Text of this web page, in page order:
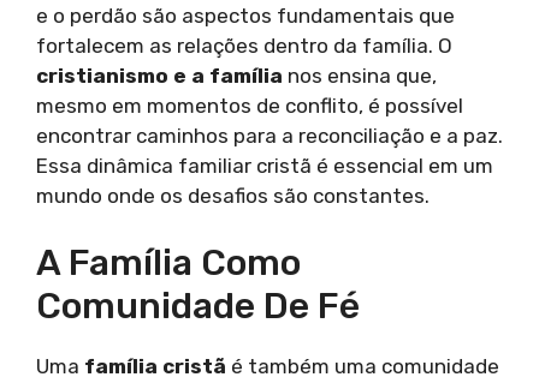
e o perdão são aspectos fundamentais que
fortalecem as relações dentro da família. O
cristianismo e a família nos ensina que,
mesmo em momentos de conflito, é possível
encontrar caminhos para a reconciliação e a paz.
Essa dinâmica familiar cristã é essencial em um
mundo onde os desafios são constantes.
A Família Como
Comunidade De Fé
Uma família cristã é também uma comunidade